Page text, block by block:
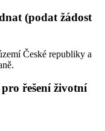
(podat žádost
České republiky a
řešení životní